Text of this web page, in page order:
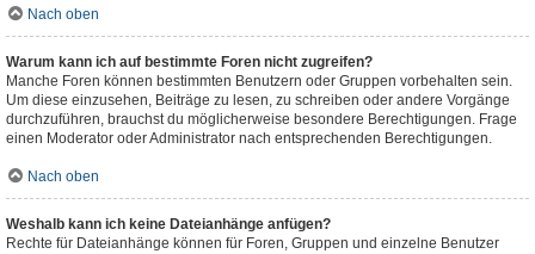
Nach oben
Warum kann ich auf bestimmte Foren nicht zugreifen?
Manche Foren können bestimmten Benutzern oder Gruppen vorbehalten sein.
Um diese einzusehen, Beiträge zu lesen, zu schreiben oder andere Vorgänge
durchzuführen, brauchst du möglicherweise besondere Berechtigungen. Frage
einen Moderator oder Administrator nach entsprechenden Berechtigungen.
Nach oben
Weshalb kann ich keine Dateianhänge anfügen?
Rechte für Dateianhänge können für Foren, Gruppen und einzelne Benutzer